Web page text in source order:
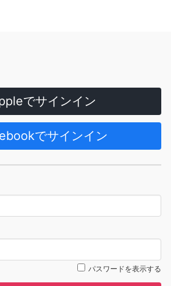
でサインイン
でサインイン
パスワードを表示する